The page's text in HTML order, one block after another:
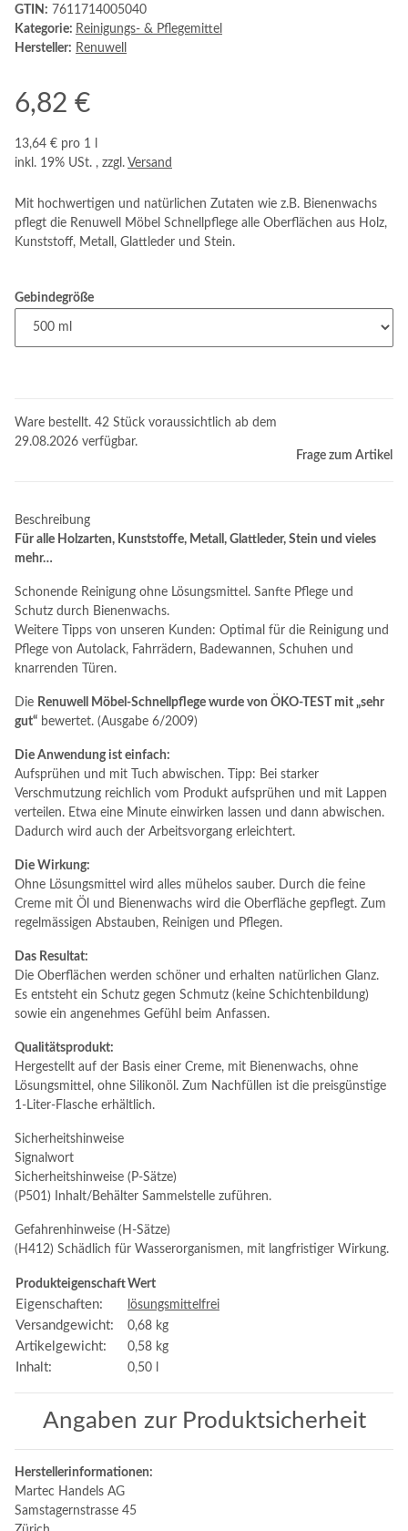
GTIN: 7611714005040
Kategorie: Reinigungs- & Pflegemittel
Hersteller: Renuwell
6,82 €
13,64 € pro 1 l
inkl. 19% USt. , zzgl. Versand
Mit hochwertigen und natürlichen Zutaten wie z.B. Bienenwachs
pflegt die Renuwell Möbel Schnellpflege alle Oberflächen aus Holz,
Kunststoff, Metall, Glattleder und Stein.
Gebindegröße
Ware bestellt. 42 Stück voraussichtlich ab dem
29.08.2026 verfügbar.
Frage zum Artikel
Beschreibung
Für alle Holzarten, Kunststoffe, Metall, Glattleder, Stein und vieles
mehr…
Schonende Reinigung ohne Lösungsmittel. Sanfte Pflege und
Schutz durch Bienenwachs.
Weitere Tipps von unseren Kunden: Optimal für die Reinigung und
Pflege von Autolack, Fahrrädern, Badewannen, Schuhen und
knarrenden Türen.
Die Renuwell Möbel-Schnellpflege wurde von ÖKO-TEST mit „sehr
gut“ bewertet. (Ausgabe 6/2009)
Die Anwendung ist einfach:
Aufsprühen und mit Tuch abwischen. Tipp: Bei starker
Verschmutzung reichlich vom Produkt aufsprühen und mit Lappen
verteilen. Etwa eine Minute einwirken lassen und dann abwischen.
Dadurch wird auch der Arbeitsvorgang erleichtert.
Die Wirkung:
Ohne Lösungsmittel wird alles mühelos sauber. Durch die feine
Creme mit Öl und Bienenwachs wird die Oberfläche gepflegt. Zum
regelmässigen Abstauben, Reinigen und Pflegen.
Das Resultat:
Die Oberflächen werden schöner und erhalten natürlichen Glanz.
Es entsteht ein Schutz gegen Schmutz (keine Schichtenbildung)
sowie ein angenehmes Gefühl beim Anfassen.
Qualitätsprodukt:
Hergestellt auf der Basis einer Creme, mit Bienenwachs, ohne
Lösungsmittel, ohne Silikonöl. Zum Nachfüllen ist die preisgünstige
1-Liter-Flasche erhältlich.
Sicherheitshinweise
Signalwort
Sicherheitshinweise (P-Sätze)
(P501) Inhalt/Behälter Sammelstelle zuführen.
Gefahrenhinweise (H-Sätze)
(H412) Schädlich für Wasserorganismen, mit langfristiger Wirkung.
ProdukteigenschaftWert
Eigenschaften: lösungsmittelfrei
Versandgewicht: 0,68 kg
Artikelgewicht: 0,58 kg
Inhalt: 0,50 l
Angaben zur Produktsicherheit
Herstellerinformationen:
Martec Handels AG
Samstagernstrasse 45